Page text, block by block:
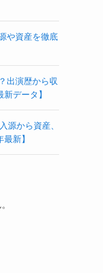
や資産を徹底
出演歴から収
データ】
源から資産、
新】